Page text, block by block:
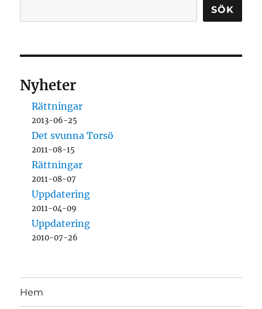
SÖK
Nyheter
Rättningar
2013-06-25
Det svunna Torsö
2011-08-15
Rättningar
2011-08-07
Uppdatering
2011-04-09
Uppdatering
2010-07-26
Hem